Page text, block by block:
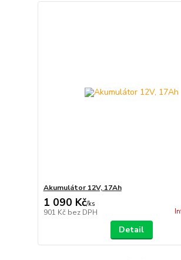
Akumulátor 12V, 17Ah
1 090 Kč/ks
901 Kč bez DPH
Detail